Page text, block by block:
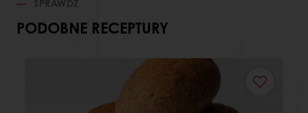
SPRAWDŹ
PODOBNE RECEPTURY